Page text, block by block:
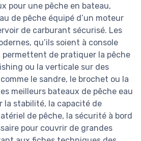
pour une pêche en bateau,
de pêche équipé d’un moteur
de carburant sécurisé. Les
qu’ils soient à console
permettent de pratiquer la pêche
ou la verticale sur des
le sandre, le brochet ou la
meilleurs bateaux de pêche eau
la stabilité, la capacité de
de pêche, la sécurité à bord
pour couvrir de grandes